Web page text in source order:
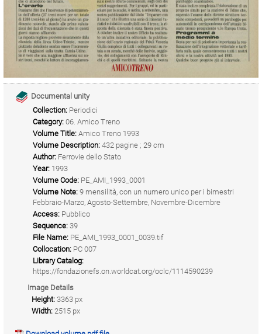
Documental unity
Collection: Periodici
Category: 06. Amico Treno
Volume Title: Amico Treno 1993
Volume Description: 432 pagine ; 29 cm
Author: Ferrovie dello Stato
Year: 1993
Volume Code: PE_AMI_1993_0001
Volume Note: 9 mensilità, con un numero unico per i bimestri
Febbraio-Marzo, Agosto-Settembre, Novembre-Dicembre
Access: Pubblico
Sequence: 39
File Name: PE_AMI_1993_0001_0039.tif
Collocation: PC 007
Library Catalog:
https://fondazionefs.on.worldcat.org/oclc/1114590239
Image Details
Height: 3363 px
Width: 2515 px